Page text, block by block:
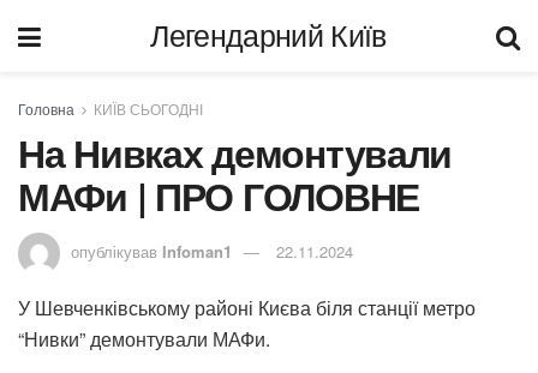
Легендарний Київ
Головна КИЇВ СЬОГОДНІ
На Нивках демонтували
МАФи | ПРО ГОЛОВНЕ
опублікував Infoman1 22.11.2024
У Шевченківському районі Києва біля станції метро
“Нивки” демонтували МАФи.